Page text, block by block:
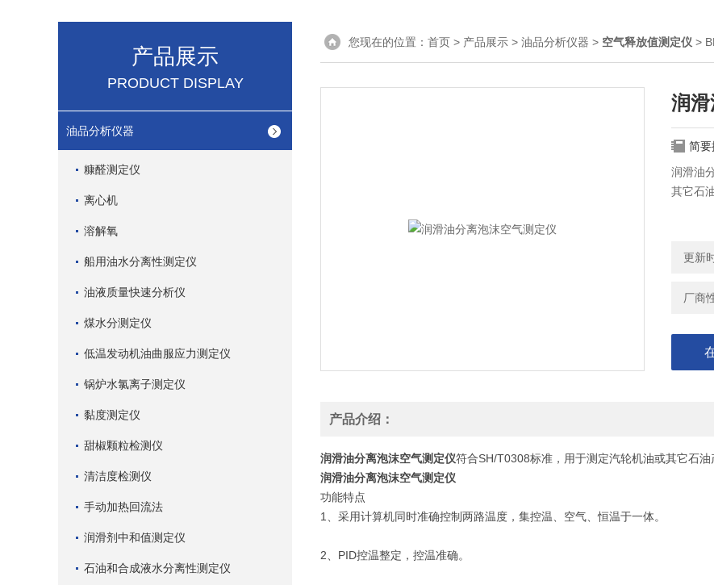
产品展示
PRODUCT DISPLAY
油品分析仪器
糠醛测定仪
离心机
溶解氧
船用油水分离性测定仪
油液质量快速分析仪
煤水分测定仪
低温发动机油曲服应力测定仪
锅炉水氯离子测定仪
黏度测定仪
甜椒颗粒检测仪
清洁度检测仪
手动加热回流法
润滑剂中和值测定仪
石油和合成液水分离性测定仪
您现在的位置： 首页 > 产品展示 > 油品分析仪器 > 空气释放值测定仪 >
润
简要
润滑油
其它石
更新
厂商
产品介绍：
润滑油分离泡沫空气测定仪符合SH/T0308标准，用于测定汽轮机油或其它石油
润滑油分离泡沫空气测定仪
功能特点
1、采用计算机同时准确控制两路温度，集控温、空气、恒温于一体。
2、PID控温整定，控温准确。